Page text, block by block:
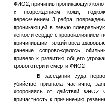
ФИО2, причинив проникающую
с повреждением кожи,
пересечением 3 ребра,
проникающей в левую
лёгкое и сердце с кровоизлиянием
причинившим тяжкий вред
ранение сопровождалось
привело к развитию общего
кровопотери и смерти ФИО2
В заседании суда
убийстве признала частично,
обороняясь от действий ФИО2
причастность к причинению